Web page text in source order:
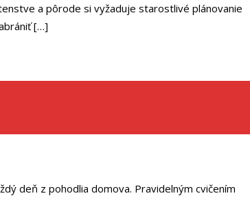
a pôrode si vyžaduje starostlivé plánovanie
[…]
deň z pohodlia domova. Pravidelným cvičením